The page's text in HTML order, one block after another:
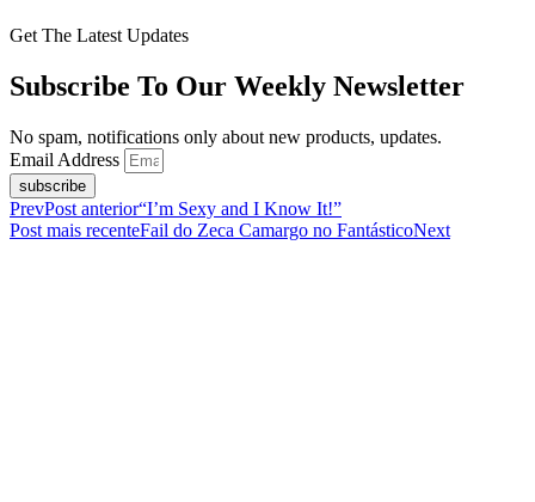
Get The Latest Updates
Subscribe To Our Weekly Newsletter
No spam, notifications only about new products, updates.
Email Address
subscribe
PrevPost anterior“I’m Sexy and I Know It!”
Post mais recenteFail do Zeca Camargo no FantásticoNext